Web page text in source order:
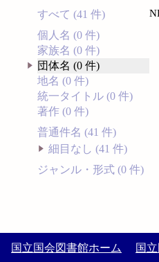
すべて (41 件)
個人名 (0 件)
家族名 (0 件)
団体名 (0 件)
地名 (0 件)
統一タイトル (0 件)
著作 (0 件)
普通件名 (41 件)
細目なし (41 件)
ジャンル・形式 (0 件)
国立国会図書館ホーム 国